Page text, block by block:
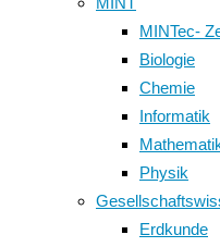
MINTec-
Biologie
Chemie
Informatik
Physik
Erdkunde